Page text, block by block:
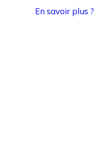
En savoir plus ?